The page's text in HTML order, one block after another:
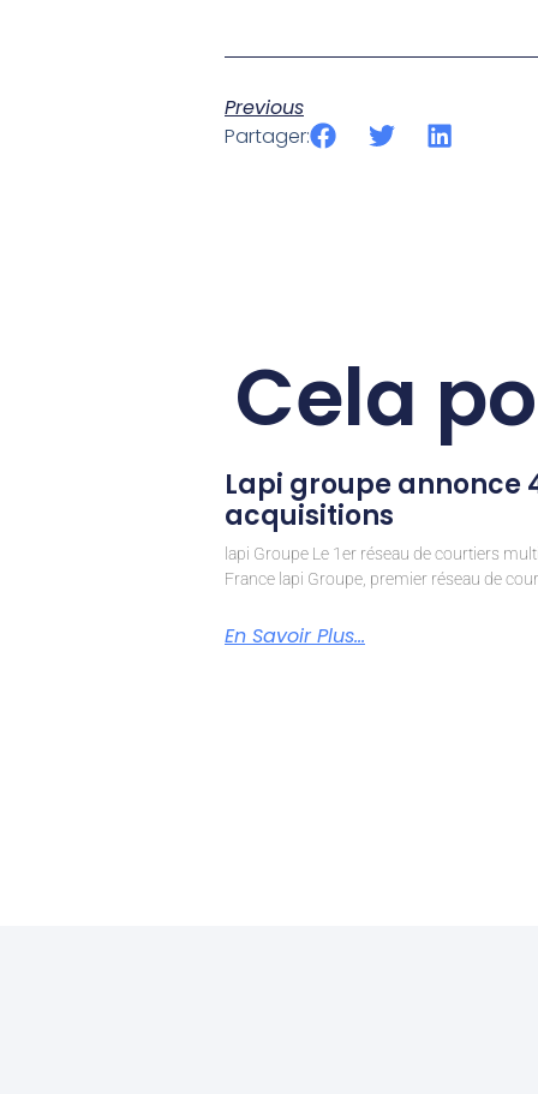
Previous
Partager:
Cela
Lapi groupe annonce
acquisitions
lapi Groupe Le 1er réseau de courtiers
France lapi Groupe, premier réseau de
En Savoir Plus...